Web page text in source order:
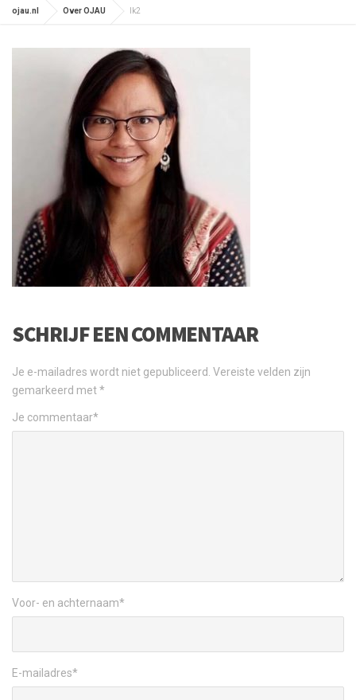
ojau.nl Over OJAU Ik2
SCHRIJF EEN COMMENTAAR
Je e-mailadres wordt niet gepubliceerd. Vereiste velden zijn
gemarkeerd met*
Je commentaar*
Voor- en achternaam*
E-mailadres*